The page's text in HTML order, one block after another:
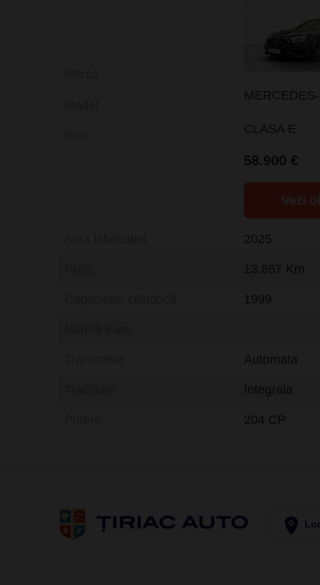
CLASA E
58.900 €
Vezi
2025
13.867 Km
1999
Automata
Integrala
204 CP